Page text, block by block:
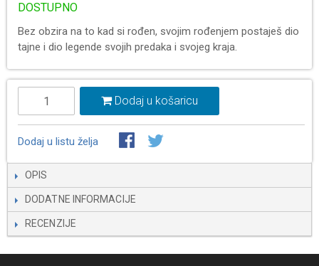
DOSTUPNO
Bez obzira na to kad si rođen, svojim rođenjem postaješ dio
tajne i dio legende svojih predaka i svojeg kraja.
Dodaj u košaricu
Dodaj u listu želja
OPIS
DODATNE INFORMACIJE
RECENZIJE